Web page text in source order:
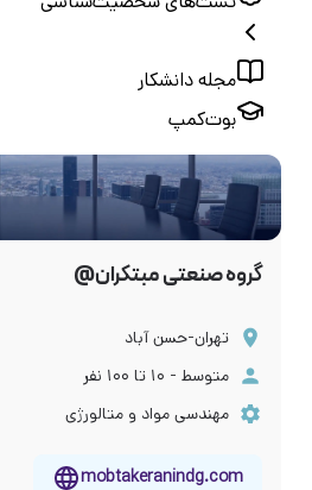
مجله دانشکار
بوت‌کمپ
گروه صنعتی مبتکران@
تهران-حسن آباد
متوسط - ۱۰ تا ۱۰۰ نفر
مهندسی مواد و متالورژی
mobtakeranindg.com